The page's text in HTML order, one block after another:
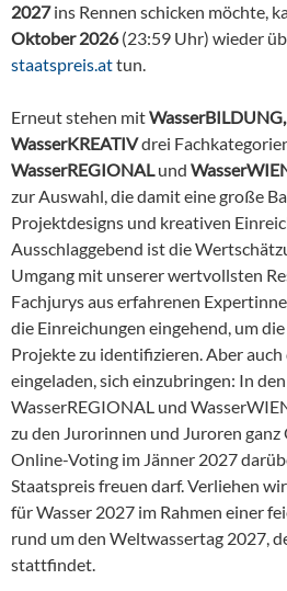
2027ins Rennen schicken möchte,
Oktober 2026(23:59 Uhr) wieder
staatspreis.attun.
Erneut stehen mit
WasserKREATIVdrei
WasserREGIONALund
zur Auswahl, die damit eine große
Projektdesigns und kreativen
Ausschlaggebend ist die
Umgang mit unserer wertvollsten
Fachjurys aus erfahrenen
die Einreichungen eingehend, um
Projekte zu identifizieren. Aber
eingeladen, sich einzubringen: In
WasserREGIONAL und
zu den Jurorinnen und Juroren
Online-Voting im Jänner 2027
Staatspreis freuen darf. Verliehen
für Wasser 2027 im Rahmen einer
rund um den Weltwassertag 2027,
stattfindet.